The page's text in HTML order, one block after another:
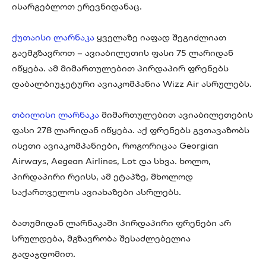
ისარგებლოთ ერევნიდანაც.
ქუთაისი ლარნაკა ყველაზე იაფად შეგიძლიათ
გაემგზავროთ – ავიაბილეთის ფასი 75 ლარიდან
იწყება. ამ მიმართულებით პირდაპირ ფრენებს
დაბალბიუჯეტური ავიაკომპანია Wizz Air ასრულებს.
თბილისი ლარნაკა მიმართულებით ავიაბილეთების
ფასი 278 ლარიდან იწყება. აქ ფრენებს გვთავაზობს
ისეთი ავიაკომპანიები, როგორიცაა Georgian
Airways, Aegean Airlines, Lot და სხვა. ხოლო,
პირდაპირი რეისს, ამ ეტაპზე, მხოლოდ
საქართველოს ავიახაზები ასრლებს.
ბათუმიდან ლარნაკაში პირდაპირი ფრენები არ
სრულდება, მგზავრობა შესაძლებელია
გადაჯდომით.